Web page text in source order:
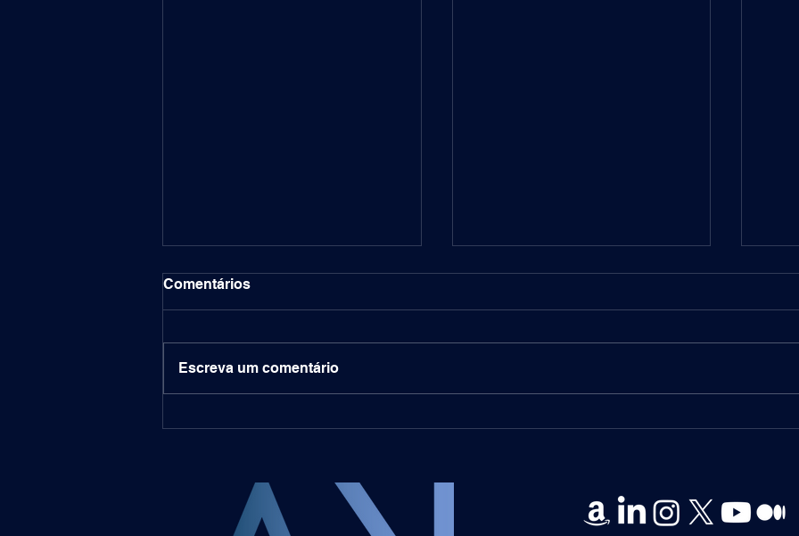
Comentários
Escreva um comentário